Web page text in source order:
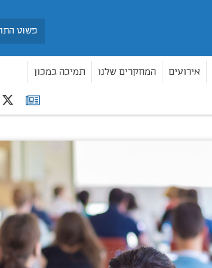
אירועים המחקרים שלנו תמיכה במכון
רשימת
תפוצה